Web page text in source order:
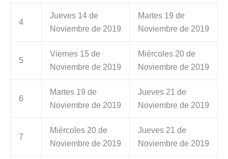
4
Jueves 14 de
Noviembre de 2019
Martes 19 de
Noviembre de 2019
5
Viernes 15 de
Noviembre de 2019
Miércoles 20 de
Noviembre de 2019
6
Martes 19 de
Noviembre de 2019
Jueves 21 de
Noviembre de 2019
7
Miércoles 20 de
Noviembre de 2019
Jueves 21 de
Noviembre de 2019